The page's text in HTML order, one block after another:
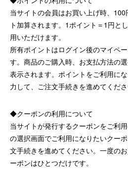
当サイトの会員はお買い上げ時、
ト加算されます。1ポイント＝1円と
用いただけます。
所有ポイントはログイン後のマイペ
す。商品のご購入時、お支払方法の
表示されます。ポイントをご利用に
力して、ご注文手続きを進めてくださ
◆クーポンの利用について
当サイトが発行するクーポンをご利
の選択画面でご利用になりたいクー
文手続きを進めてください。一度の
ーポンはひとつだけです。